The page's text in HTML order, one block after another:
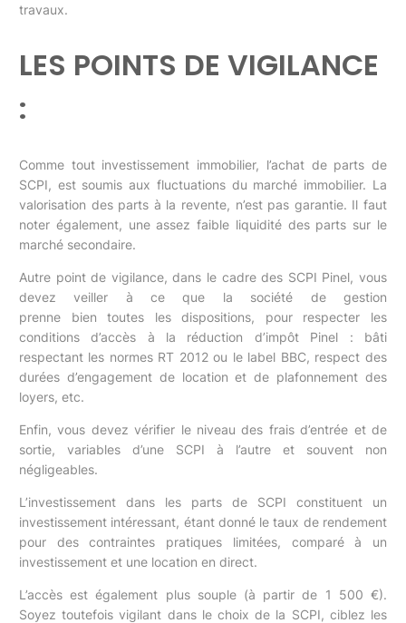
travaux.
LES POINTS DE VIGILANCE
:
Comme tout investissement immobilier, l’achat de parts de
SCPI, est soumis aux fluctuations du marché immobilier. La
valorisation des parts à la revente, n’est pas garantie. Il faut
noter également, une assez faible liquidité des parts sur le
marché secondaire.
Autre point de vigilance, dans le cadre des SCPI Pinel, vous
devez veiller à ce que la société de gestion
prenne bien toutes les dispositions, pour respecter les
conditions d’accès à la réduction d’impôt Pinel : bâti
respectant les normes RT 2012 ou le label BBC, respect des
durées d’engagement de location et de plafonnement des
loyers, etc.
Enfin, vous devez vérifier le niveau des frais d’entrée et de
sortie, variables d’une SCPI à l’autre et souvent non
négligeables.
L’investissement dans les parts de SCPI constituent un
investissement intéressant, étant donné le taux de rendement
pour des contraintes pratiques limitées, comparé à un
investissement et une location en direct.
L’accès est également plus souple (à partir de 1 500 €).
Soyez toutefois vigilant dans le choix de la SCPI, ciblez les